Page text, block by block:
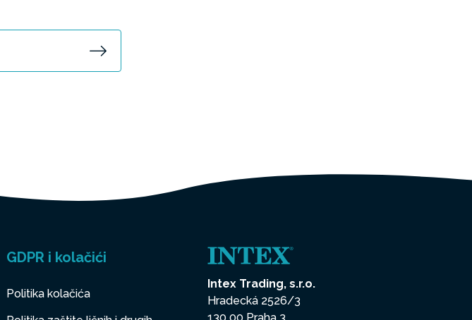
GDPR i kolačići
Politika kolačića
Intex Trading, s.r.o.
Hradecká 2526/3